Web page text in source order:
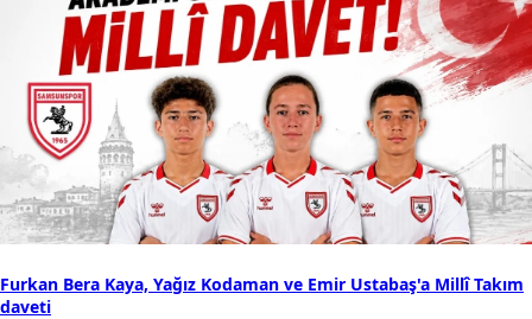
Furkan Bera Kaya, Yağız Kodaman ve Emir Ustabaş'a Millî Takım
daveti